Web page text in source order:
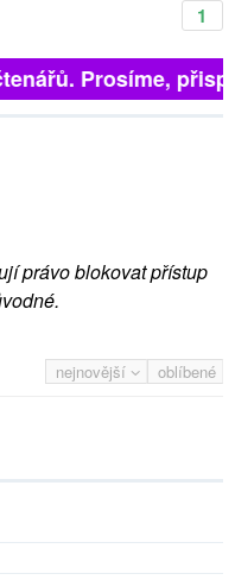
1
Prosíme,
právo blokovat přístup
nejnovější oblíbené